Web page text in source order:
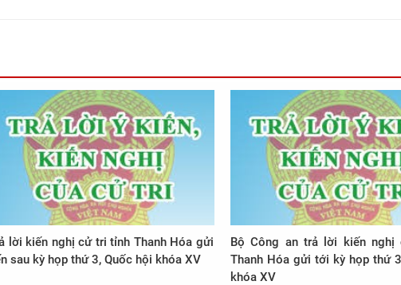
lời kiến nghị cử tri tỉnh Thanh Hóa gửi
sau kỳ họp thứ 3, Quốc hội khóa XV
Bộ Công an trả lời kiến
Thanh Hóa gửi tới kỳ họp thứ 3, Quốc hội
khóa XV